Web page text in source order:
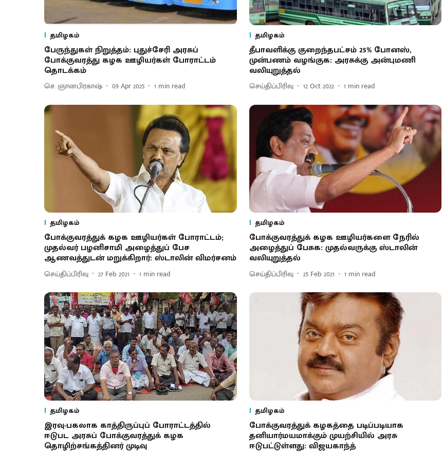
தமிழகம்
பேருந்துகள் நிறுத்தம்: புதுச்சேரி அரசுப்
போக்குவரத்து கழக ஊழியர்கள் போராட்டம்
தொடக்கம்
செ. ஞானபிரகாஷ் 09 Apr 2025 1 min read
தமிழகம்
தீபாவளிக்கு குறைந்தபட்சம் 25% போனஸ்,
முன்பணம் வழங்குக: அரசுக்கு அன்புமணி
வலியுறுத்தல்
செய்திப்பிரிவு 12 Oct 2022 1 min read
தமிழகம்
போக்குவரத்துக் கழக ஊழியர்கள் போராட்டம்;
முதல்வர் பழனிசாமி அழைத்துப் பேச
ஆணவத்துடன் மறுக்கிறார்: ஸ்டாலின் விமர்சனம்
செய்திப்பிரிவு 27 Feb 2021 1 min read
தமிழகம்
போக்குவரத்துக் கழக ஊழியர்களை நேரில்
அழைத்துப் பேசுக: முதல்வருக்கு ஸ்டாலின்
வலியுறுத்தல்
செய்திப்பிரிவு 25 Feb 2021 1 min read
தமிழகம்
இரவு-பகலாக காத்திருப்புப் போராட்டத்தில்
ஈடுபட அரசுப் போக்குவரத்துக் கழக
தொழிற்சங்கத்தினர் முடிவு
தமிழகம்
போக்குவரத்துக் கழகத்தை படிப்படியாக
தனியார்மயமாக்கும் முயற்சியில் அரசு
ஈடுபட்டுள்ளது: விஜயகாந்த்